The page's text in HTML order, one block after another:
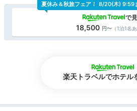
18,500 （1泊1名あ
夏休み＆秋旅フェア！ 8/20(木) 9:59
楽天トラベルでホテル